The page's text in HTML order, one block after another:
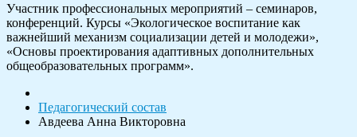
Участник профессиональных мероприятий – семинаров,
конференций. Курсы «Экологическое воспитание как
важнейший механизм социализации детей и молодежи»,
«Основы проектирования адаптивных дополнительных
общеобразовательных программ».
Педагогический состав
Авдеева Анна Викторовна